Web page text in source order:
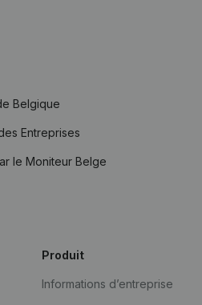
Belgique
Entreprises
le Moniteur Belge
Produit
Informations d’entreprise